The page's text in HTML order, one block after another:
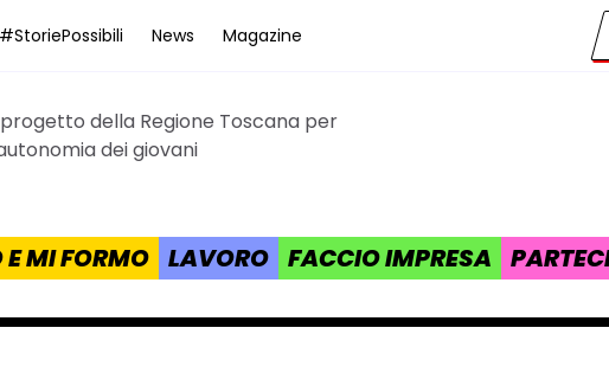
#StoriePossibili News Magazine
Toscana
della Regione Toscana per
dei giovani
E MI FORMO LAVORO FACCIO IMPRESA